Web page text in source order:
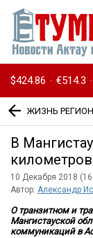
$424.86 · €514.3 ·
ЖИЗНЬ
В
10 Декабря 2018
Автор: Александр
О транзитном и
Мангистауской
коммуникаций в